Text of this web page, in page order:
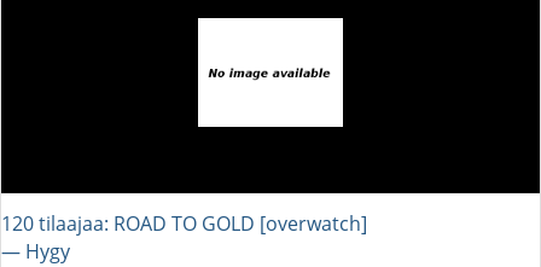
120 tilaajaa: ROAD TO GOLD [overwatch]
― Hygy